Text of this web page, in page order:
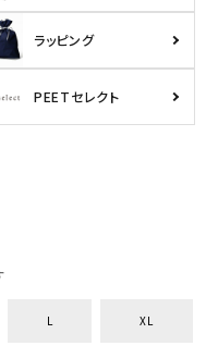
ラッピング
PEETセレクト
L XL